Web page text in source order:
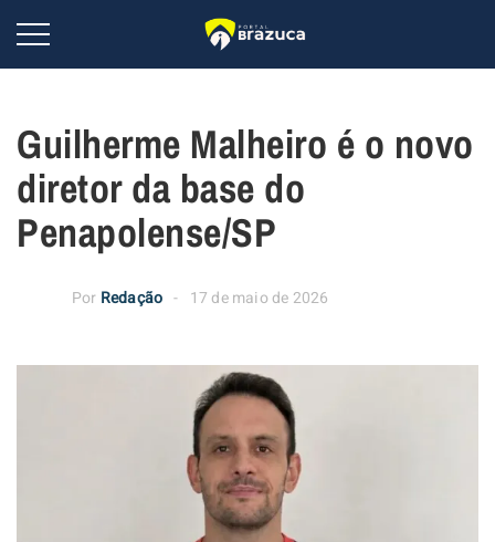
Guilherme Malheiro é o novo
diretor da base do
Penapolense/SP
Por Redação 17 de maio de 2026